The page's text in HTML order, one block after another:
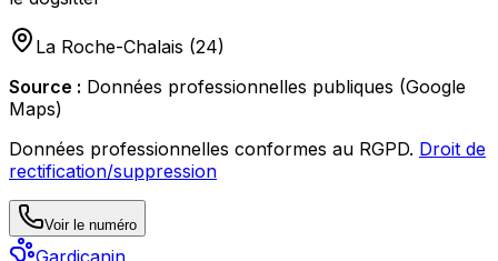
La Roche-Chalais (24)
Source : Données professionnelles publiques (Google
Maps)
Données professionnelles conformes au RGPD. Droit de
rectification/suppression
Voir le numéro
Gardicanin